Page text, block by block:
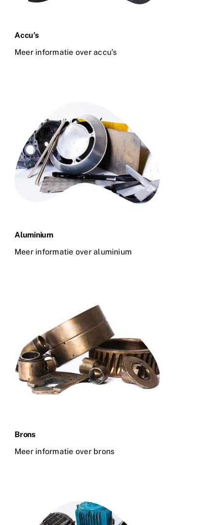
Accu’s
Meer informatie over accu’s
Aluminium
Meer informatie over aluminium
Brons
Meer informatie over brons